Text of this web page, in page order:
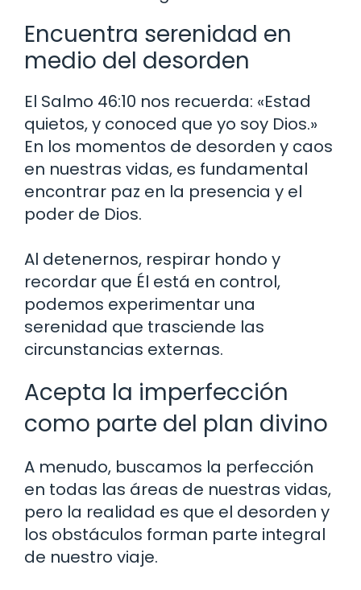
Encuentra serenidad en
medio del desorden
El Salmo 46:10 nos recuerda: «Estad
quietos, y conoced que yo soy Dios.»
En los momentos de desorden y caos
en nuestras vidas, es fundamental
encontrar paz en la presencia y el
poder de Dios.
Al detenernos, respirar hondo y
recordar que Él está en control,
podemos experimentar una
serenidad que trasciende las
circunstancias externas.
Acepta la imperfección
como parte del plan divino
A menudo, buscamos la perfección
en todas las áreas de nuestras vidas,
pero la realidad es que el desorden y
los obstáculos forman parte integral
de nuestro viaje.